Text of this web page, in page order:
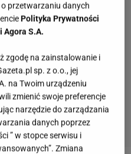
przetwarzaniu danych
Polityka Prywatności
Agora S.A.
zgodę na zainstalowanie i
sp. z o.o., jej
na Twoim urządzeniu
zmienić swoje preferencje
narzędzie do zarządzania
danych poprzez
” w stopce serwisu i
Zmiana